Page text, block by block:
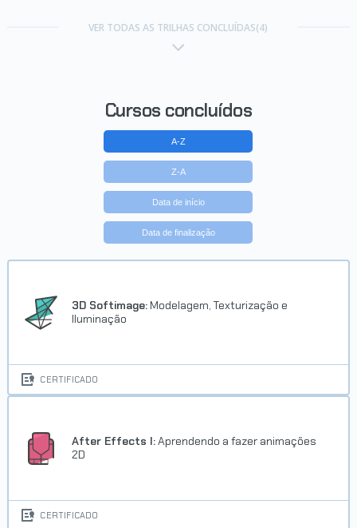
VER TODAS AS TRILHAS CONCLUÍDAS(4)
Cursos concluídos
A-Z
Z-A
Data de início
Data de finalização
3D Softimage: Modelagem, Texturização e
Iluminação
CERTIFICADO
After Effects I:Aprendendo a fazer animações
2D
CERTIFICADO